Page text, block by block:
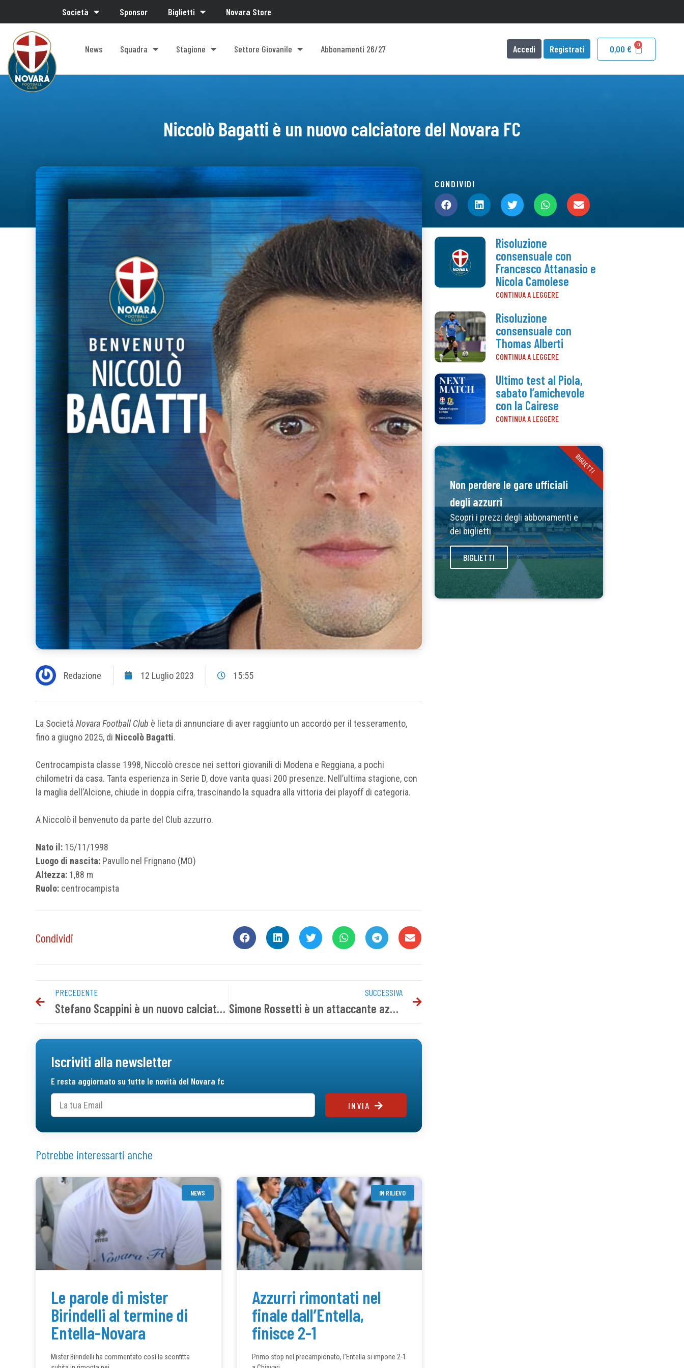
Società Sponsor Biglietti Novara Store
News Squadra Stagione Settore Giovanile Abbonamenti 26/27 Accedi Registrati 0,00€
Niccolò Bagatti è un nuovo calciatore del Novara FC
Redazione 12 Luglio 2023 15:55
La SocietàNovara Football Club è lieta di annunciare di aver raggiunto un accordo per il tesseramento,
fino a giugno 2025, di Niccolò Bagatti.
Centrocampista classe 1998, Niccolò cresce nei settori giovanili di Modena e Reggiana, a pochi
chilometri da casa. Tanta esperienza in Serie D, dove vanta quasi 200 presenze. Nell’ultima stagione, con
la maglia dell’Alcione, chiude in doppia cifra, trascinando la squadra alla vittoria dei playoff di categoria.
A Niccolò il benvenuto da parte del Club azzurro.
Nato il: 15/11/1998
Luogo di nascita: Pavullo nel Frignano (MO)
Altezza: 1,88 m
Ruolo: centrocampista
Condividi
PRECEDENTE
Stefano Scappini è un nuovo calciatore del Novara FC
SUCCESSIVA
Simone Rossetti è un attaccante azzurro
Iscriviti alla newsletter
E resta aggiornato su tutte le novità del Novara fc
INVIA
Potrebbe interessarti anche
NEWS
Le parole di mister
Birindelli al termine di
Entella-Novara
Mister Birindelli ha commentato così la sconfitta
IN RILIEVO
Azzurri rimontati nel
finale dall’Entella,
finisce 2-1
Primo stop nel precampionato, l’Entella si impone 2-1
CONDIVIDI
Risoluzione
consensuale con
Francesco Attanasio e
Nicola Camolese
CONTINUA A LEGGERE
Risoluzione
consensuale con
Thomas Alberti
CONTINUA A LEGGERE
Ultimo test al Piola,
sabato l’amichevole
con la Cairese
CONTINUA A LEGGERE
Non perdere le gare ufficiali
degli azzurri
Scopri i prezzi degli abbonamenti e
dei biglietti
BIGLIETTI
BIGLIETTI